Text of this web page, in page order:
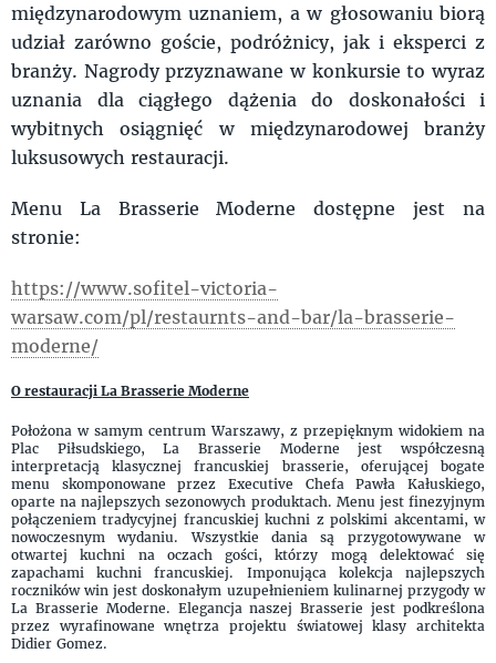
międzynarodowym uznaniem, a w głosowaniu biorą
udział zarówno goście, podróżnicy, jak i eksperci z
branży. Nagrody przyznawane w konkursie to wyraz
uznania dla ciągłego dążenia do doskonałości i
wybitnych osiągnięć w międzynarodowej branży
luksusowych restauracji.
Menu La Brasserie Moderne dostępne jest na
stronie:
https://www.sofitel-victoria-
warsaw.com/pl/restaurnts-and-bar/la-brasserie-
moderne/
O restauracji La Brasserie Moderne
Położona w samym centrum Warszawy, z przepięknym widokiem na
Plac Piłsudskiego, La Brasserie Moderne jest współczesną
interpretacją klasycznej francuskiej brasserie, oferującej bogate
menu skomponowane przez Executive Chefa Pawła Kałuskiego,
oparte na najlepszych sezonowych produktach. Menu jest finezyjnym
połączeniem tradycyjnej francuskiej kuchni z polskimi akcentami, w
nowoczesnym wydaniu. Wszystkie dania są przygotowywane w
otwartej kuchni na oczach gości, którzy mogą delektować się
zapachami kuchni francuskiej. Imponująca kolekcja najlepszych
roczników win jest doskonałym uzupełnieniem kulinarnej przygody w
La Brasserie Moderne. Elegancja naszej Brasserie jest podkreślona
przez wyrafinowane wnętrza projektu światowej klasy architekta
Didier Gomez.